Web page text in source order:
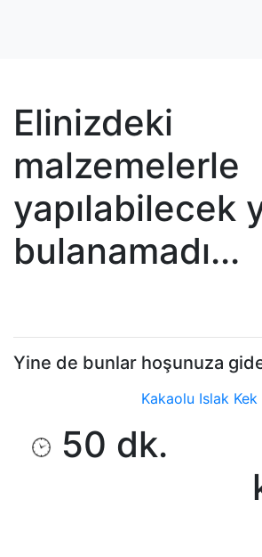
Elinizdeki
malzemelerle
yapılabilecek
bulanamadı...
Yine de bunlar hoşunuza
Kakaolu Islak Kek
50 dk.